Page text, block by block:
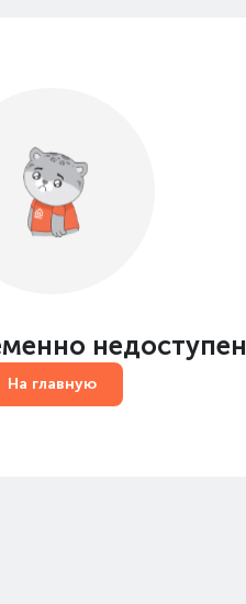
недоступен
На главную